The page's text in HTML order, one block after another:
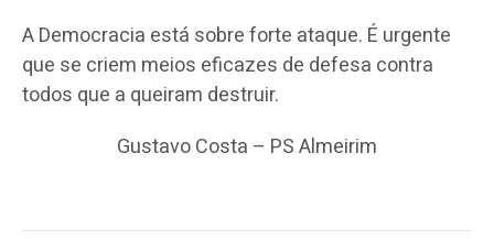
A Democracia está sobre forte ataque. É urgente
que se criem meios eficazes de defesa contra
todos que a queiram destruir.
Gustavo Costa – PS Almeirim